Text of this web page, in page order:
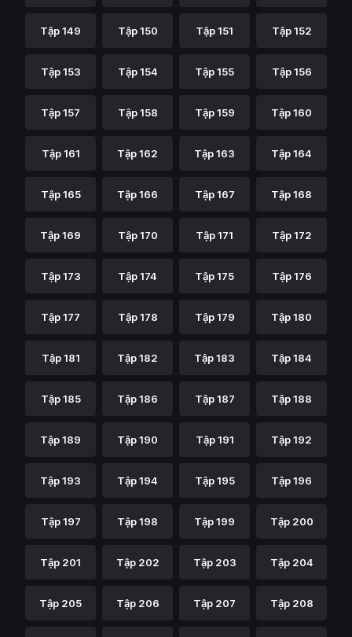
Tập 149 Tập 150 Tập 151 Tập 152
Tập 153 Tập 154 Tập 155 Tập 156
Tập 157 Tập 158 Tập 159 Tập 160
Tập 161 Tập 162 Tập 163 Tập 164
Tập 165 Tập 166 Tập 167 Tập 168
Tập 169 Tập 170 Tập 171 Tập 172
Tập 173 Tập 174 Tập 175 Tập 176
Tập 177 Tập 178 Tập 179 Tập 180
Tập 181 Tập 182 Tập 183 Tập 184
Tập 185 Tập 186 Tập 187 Tập 188
Tập 189 Tập 190 Tập 191 Tập 192
Tập 193 Tập 194 Tập 195 Tập 196
Tập 197 Tập 198 Tập 199 Tập 200
Tập 201 Tập 202 Tập 203 Tập 204
Tập 205 Tập 206 Tập 207 Tập 208